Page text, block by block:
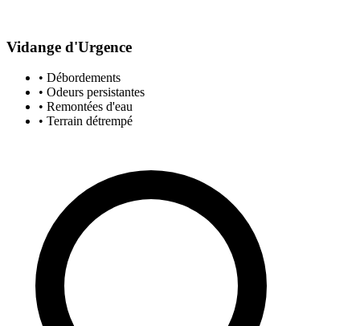
Vidange d'Urgence
• Débordements
• Odeurs persistantes
• Remontées d'eau
• Terrain détrempé